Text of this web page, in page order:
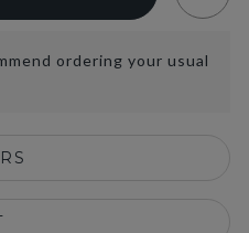
ordering your usual